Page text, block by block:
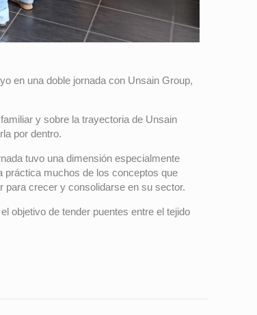
en una doble jornada con Unsain Group,
y sobre la trayectoria de Unsain
por dentro.
tuvo una dimensión especialmente
práctica muchos de los conceptos que
para crecer y consolidarse en su sector.
objetivo de tender puentes entre el tejido